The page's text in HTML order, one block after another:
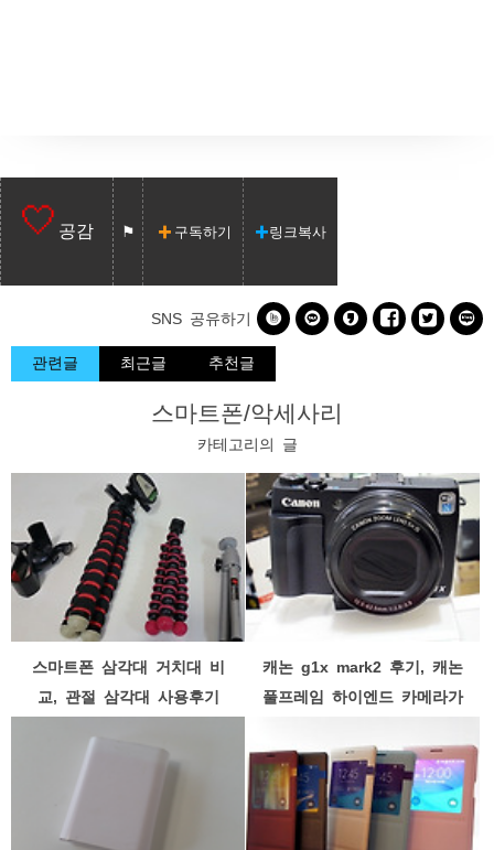
공감 구독하기 링크복사
SNS 공유하기      
관련글 최근글 추천글
스마트폰/악세사리
카테고리의 글
스마트폰 삼각대 거치대 비
교, 관절 삼각대 사용후기
캐논 g1x mark2 후기, 캐논
풀프레임 하이엔드 카메라가